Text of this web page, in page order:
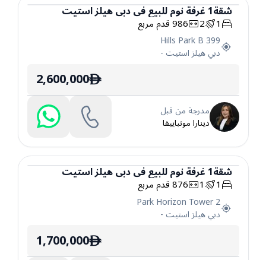
شقة
شقة1غرفة نومللبيعفيدبي هيلز استيت
1
2
986قدم مربع
399 Hills Park B
دبي هيلز استيت -
ê
2,600,000
مدرجة من قبل
دينارا مونباييفا
شقة
شقة1غرفة نومللبيعفيدبي هيلز استيت
1
1
876قدم مربع
Park Horizon Tower 2
دبي هيلز استيت -
ê
1,700,000